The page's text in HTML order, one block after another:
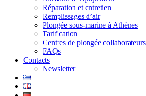
Réparation et entretien
Remplissages d’air
Plongée sous-marine à Athènes
Tarification
Centres de plongée collaborateurs
FAQs
Contacts
Newsletter